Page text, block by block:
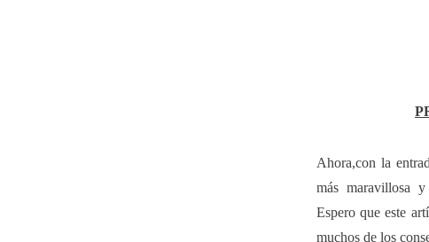
Ahora,con la
más maravillosa
Espero que este
muchos de los